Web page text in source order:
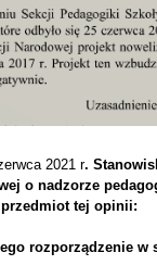
2021 r.
o nadzorze
tej opinii:
rozporządzenie